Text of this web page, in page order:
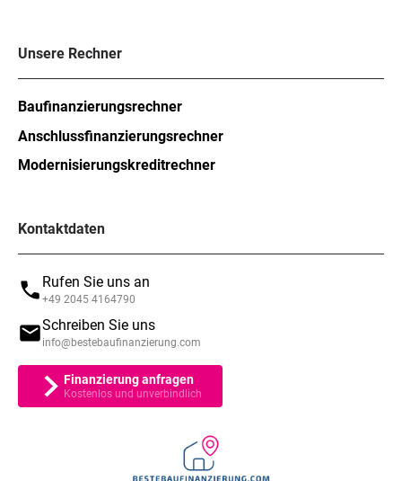
Unsere Rechner
Baufinanzierungsrechner
Anschlussfinanzierungsrechner
Modernisierungskreditrechner
Kontaktdaten
Rufen Sie uns an
+49 2045 4164790
Schreiben Sie uns
info@bestebaufinanzierung.com
Finanzierung anfragen
Kostenlos und unverbindlich